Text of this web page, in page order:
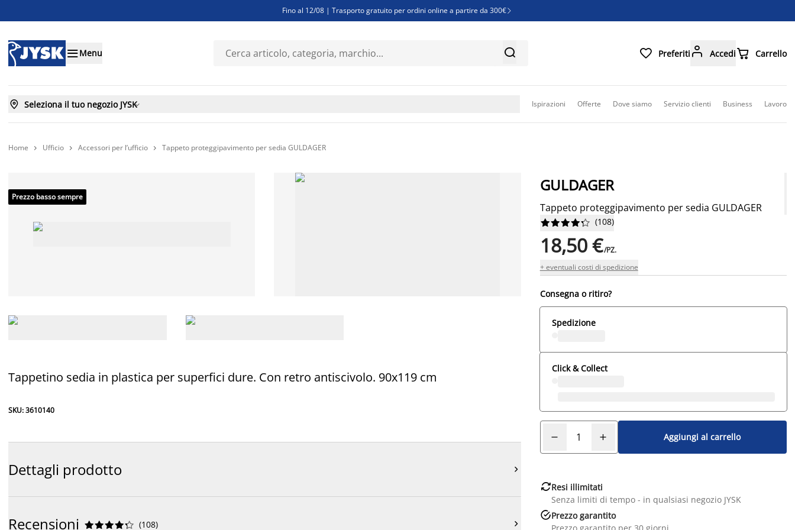
Fino al 12/08 | Trasporto gratuito per ordini online a partire da 300€ 
Finanziamenti - Scegli il piano di rimborso più adatto a te
Menu   Preferiti  Accedi Carrello
 Seleziona il tuo negozio JYSK Ispirazioni Offerte Dove siamo Servizio clienti Business Lavoro
Home  Ufficio  Accessori per l’ufficio  Tappeto proteggipavimento per sedia GULDAGER
Prezzo basso sempre
Tappetino sedia in plastica per superfici dure. Con retro antiscivolo. 90x119 cm
SKU: 3610140
Dettagli prodotto 
Recensioni 




 (108) 
GULDAGER
Tappeto proteggipavimento per sedia GULDAGER





 (108)
18,50 €/PZ.
+ eventuali costi di spedizione
Consegna o ritiro?
Spedizione
Click & Collect
Aggiungi al carrello
Resi illimitati
Senza limiti di tempo - in qualsiasi negozio JYSK
Prezzo garantito
Prezzo garantito per 30 giorni